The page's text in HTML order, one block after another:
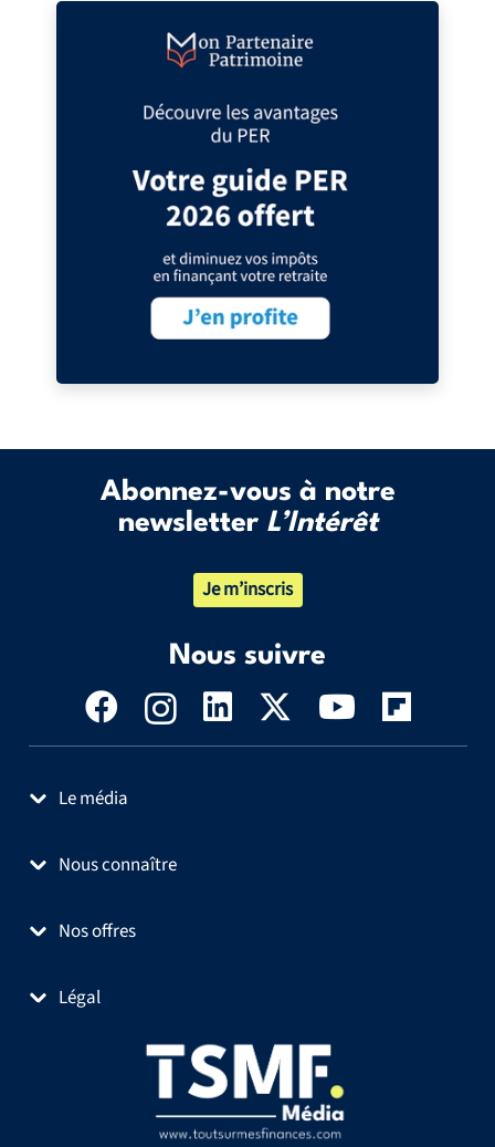
Abonnez-vous à notre
newsletter L’Intérêt
Je m’inscris
Nous suivre
Le média
Nous connaître
Nos offres
Légal